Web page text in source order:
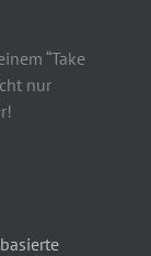
“Take
nur